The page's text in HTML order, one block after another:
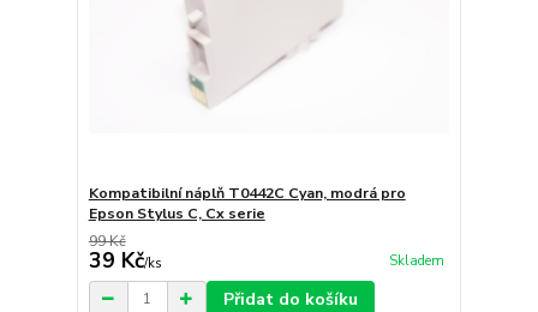
Kompatibilní náplň T0442C Cyan, modrá pro
Epson Stylus C, Cx serie
99 Kč
39 Kč/ks Skladem
Přidat do košíku